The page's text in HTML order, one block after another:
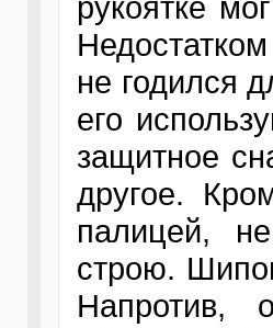
не годился
его
защитное
другое.
палицей,
строю.
Напротив,